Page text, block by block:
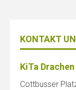
KONTAKT
KiTa
Cottbusser